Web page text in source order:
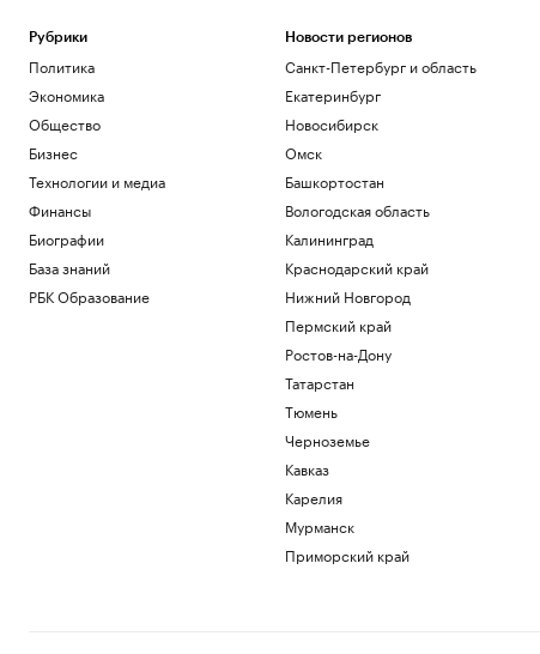
Политика
Глава Приднестровья назвал число
жителей, подавших на гражданство
России
Политика
Над Севастополем сбили семь БПЛА
Политика
Как добавить драгоценные металлы в
личную копилку сбережений
РБК и Сбер
На подлете к Москве отразили атаку
дронов
пожарах во Франции неуважением к
Второй московский аэропорт начал
обслуживать рейсы по согласованию
Рубрики
Политика
Экономика
Общество
Бизнес
Технологии и медиа
Финансы
Биографии
База знаний
РБК Образование
Новости регионов
Санкт-Петербург и область
Екатеринбург
Новосибирск
Омск
Башкортостан
Вологодская область
Калининград
Краснодарский край
Нижний Новгород
Пермский край
Ростов-на-Дону
Татарстан
Тюмень
Черноземье
Кавказ
Карелия
Мурманск
Приморский край